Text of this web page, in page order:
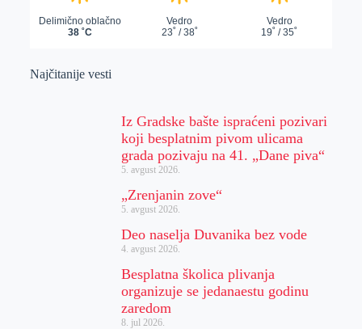
Najčitanije vesti
Iz Gradske bašte ispraćeni pozivari
koji besplatnim pivom ulicama
grada pozivaju na 41. „Dane piva“
5. avgust 2026.
„Zrenjanin zove“
5. avgust 2026.
Deo naselja Duvanika bez vode
4. avgust 2026.
Besplatna školica plivanja
organizuje se jedanaestu godinu
zaredom
8. jul 2026.